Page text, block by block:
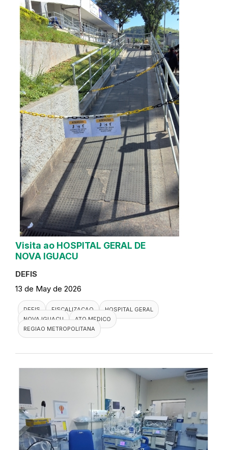
Visita ao HOSPITAL GERAL DE
NOVA IGUACU
DEFIS
13 de May de 2026
DEFIS FISCALIZACAO
HOSPITAL GERAL
NOVA IGUACU
ATO MEDICO
REGIAO METROPOLITANA